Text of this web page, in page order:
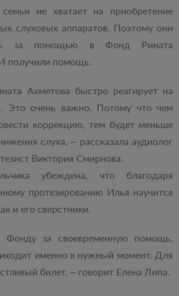
не хватает на приобретение
слуховых аппаратов. Поэтому они
за помощью в Фонд Рината
получили помощь.
Ахметова быстро реагирует на
Это очень важно. Потому что чем
коррекцию, тем будет меньше
слуха, – рассказала аудиолог
Виктория Смирнова.
убеждена, что благодаря
протезированию Илья научится
и его сверстники.
Фонду за своевременную помощь,
именно в нужный момент. Для
билет, – говорит Елена Липа.